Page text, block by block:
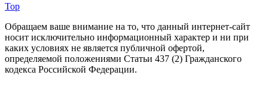
Top
Обращаем ваше внимание на то, что данный интернет-сайт
носит исключительно информационный характер и ни при
каких условиях не является публичной офертой,
определяемой положениями Статьи 437 (2) Гражданского
кодекса Российской Федерации.